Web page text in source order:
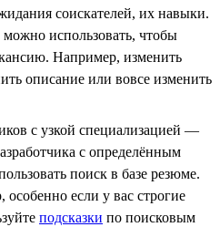
соискателей, их навыки.
использовать, чтобы
Например, изменить
описание или вовсе изменить
с узкой специализацией —
с определённым
поиск в базе резюме.
особенно если у вас строгие
подсказки по поисковым